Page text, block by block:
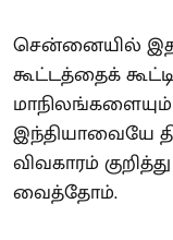
சென்னையில்
கூட்டத்தைக்
மாநிலங்களையும்
இந்தியாவையே
விவகாரம்
வைத்தோம்.